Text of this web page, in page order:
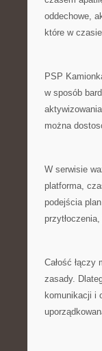
oddechowe,
które w
PSP
w sposób
można
W serwisie
platforma,
podejścia
Całość
zasady.
komunikacji i